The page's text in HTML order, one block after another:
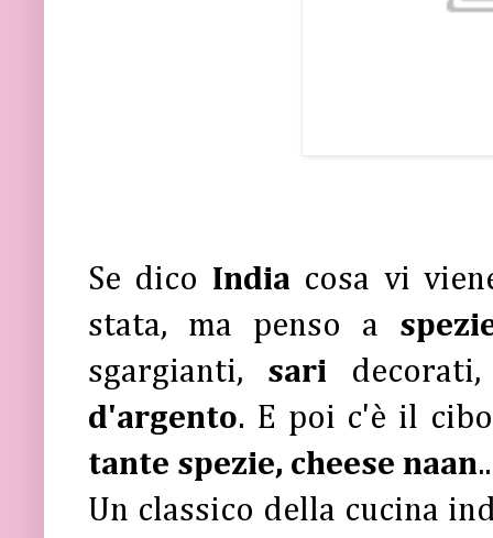
Se dico India cosa vi
stata, ma penso a
sgargianti, sari
d'argento. E poi c'è il
tante spezie, cheese naan
Un classico della cucina